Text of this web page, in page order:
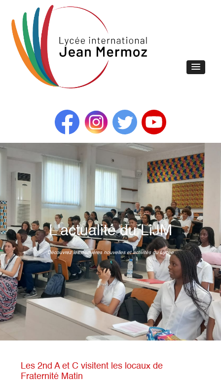
L'actualité du LiJM
Découvrez les dernières nouvelles et activités du Lycée
Les 2nd A et C visitent les locaux de
Fraternité Matin